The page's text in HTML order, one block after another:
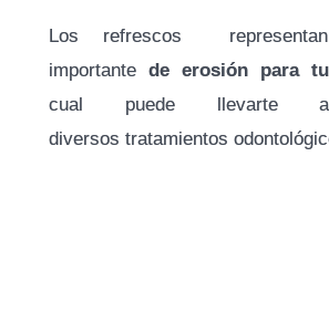
Los refrescos
importantede erosión para
cual puede llevarte a
diversos tratamientos